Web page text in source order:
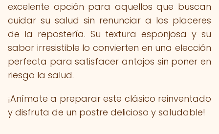
excelente opción para aquellos que buscan
cuidar su salud sin renunciar a los placeres
de la repostería. Su textura esponjosa y su
sabor irresistible lo convierten en una elección
perfecta para satisfacer antojos sin poner en
riesgo la salud.
¡Anímate a preparar este clásico reinventado
y disfruta de un postre delicioso y saludable!